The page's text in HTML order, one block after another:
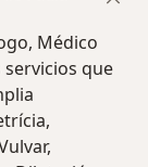
Médico
que